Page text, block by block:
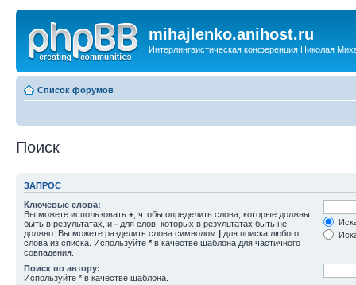
mihajlenko.anihost.ru
Интерлингвистическая конференция Николая
Список форумов
Поиск
ЗАПРОС
Ключевые слова:
Вы можете использовать + , чтобы определить слова, которые должны
быть в результатах, и - для слов, которых в результатах быть не
должно. Вы можете разделить слова символом | для поиска любого
слова из списка. Используйте * в качестве шаблона для частичного
совпадения.
Поиск по автору:
Используйте * в качестве шаблона.